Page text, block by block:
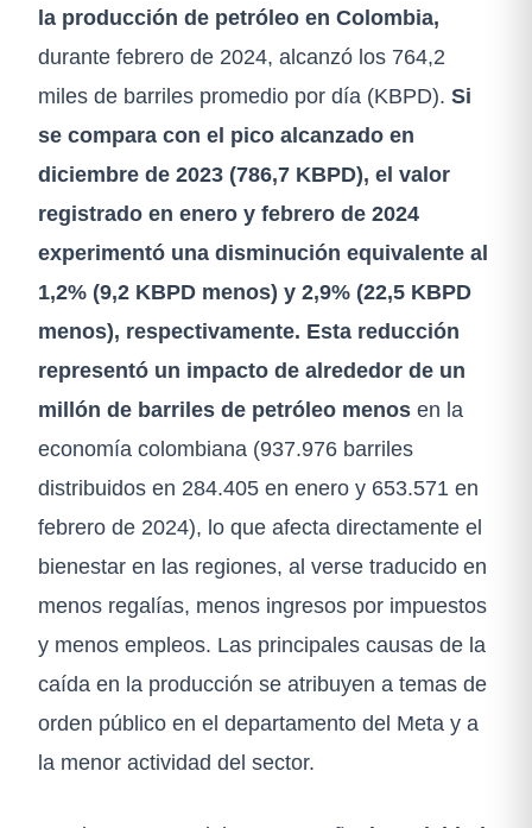
la producción de petróleo en Colombia,
durante febrero de 2024, alcanzó los 764,2
miles de barriles promedio por día (KBPD). Si
se compara con el pico alcanzado en
diciembre de 2023 (786,7 KBPD), el valor
registrado en enero y febrero de 2024
experimentó una disminución equivalente al
1,2% (9,2 KBPD menos) y 2,9% (22,5 KBPD
menos), respectivamente. Esta reducción
representó un impacto de alrededor de un
millón de barriles de petróleo menos en la
economía colombiana (937.976 barriles
distribuidos en 284.405 en enero y 653.571 en
febrero de 2024), lo que afecta directamente el
bienestar en las regiones, al verse traducido en
menos regalías, menos ingresos por impuestos
y menos empleos. Las principales causas de la
caída en la producción se atribuyen a temas de
orden público en el departamento del Meta y a
la menor actividad del sector.